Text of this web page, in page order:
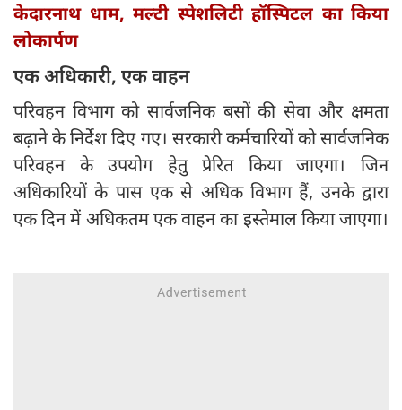
केदारनाथ धाम, मल्टी स्पेशलिटी हॉस्पिटल का किया
लोकार्पण
एक अधिकारी, एक वाहन
परिवहन विभाग को सार्वजनिक बसों की सेवा और क्षमता
बढ़ाने के निर्देश दिए गए। सरकारी कर्मचारियों को सार्वजनिक
परिवहन के उपयोग हेतु प्रेरित किया जाएगा। जिन
अधिकारियों के पास एक से अधिक विभाग हैं, उनके द्वारा
एक दिन में अधिकतम एक वाहन का इस्तेमाल किया जाएगा।